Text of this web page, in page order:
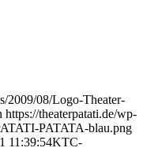
2009/08/Logo-Theater-
https://theaterpatati.de/wp-
PATATA-blau.png
11:39:54KTC-